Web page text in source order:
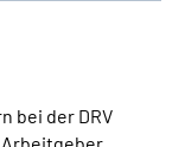
bei der DRV